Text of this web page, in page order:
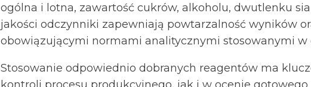
ogólna i lotna, zawartość cukrów, alkoholu, dwutlenku
jakości odczynniki zapewniają powtarzalność wyników
obowiązującymi normami analitycznymi stosowanymi w
Stosowanie odpowiednio dobranych reagentów ma